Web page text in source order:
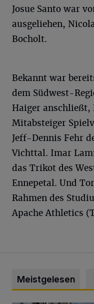
Josue Santo war
ausgeliehen,
Bocholt.
Bekannt war
dem Südwest-
Haiger anschließt,
Mitabsteiger
Jeff-Dennis Fehr
Vichttal. Imar
das Trikot des
Ennepetal. Und
Rahmen des
Apache Athletics
Meistgelesen